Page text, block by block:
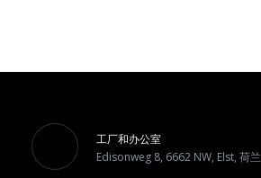
工厂和办公室
Edisonweg 8, 6662 NW, Elst, 荷兰